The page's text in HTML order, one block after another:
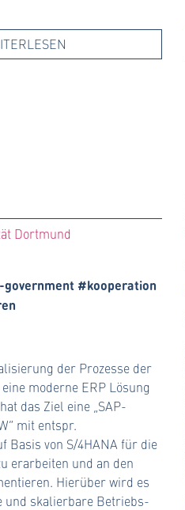
Dortmund
#kooperation
der Prozesse der
moderne ERP Lösung
das Ziel eine „SAP-
mit entspr.
Basis von S/4HANA für die
erarbeiten und an den
Hierüber wird es
und skalierbare Betriebs-